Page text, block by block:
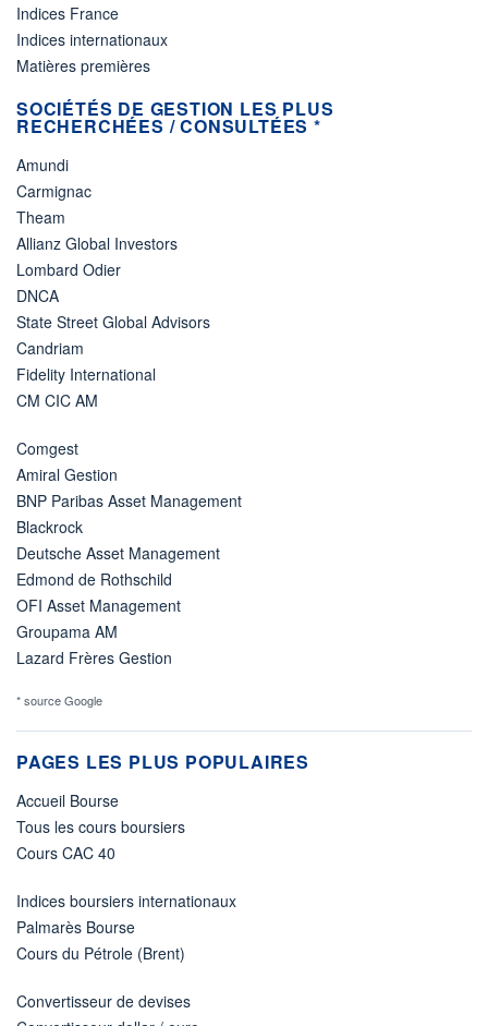
Indices France
Indices internationaux
Matières premières
SOCIÉTÉS DE GESTION LES PLUS
RECHERCHÉES / CONSULTÉES *
Amundi
Carmignac
Theam
Allianz Global Investors
Lombard Odier
DNCA
State Street Global Advisors
Candriam
Fidelity International
CM CIC AM
Comgest
Amiral Gestion
BNP Paribas Asset Management
Blackrock
Deutsche Asset Management
Edmond de Rothschild
OFI Asset Management
Groupama AM
Lazard Frères Gestion
* source Google
PAGES LES PLUS POPULAIRES
Accueil Bourse
Tous les cours boursiers
Cours CAC 40
Indices boursiers internationaux
Palmarès Bourse
Cours du Pétrole (Brent)
Convertisseur de devises